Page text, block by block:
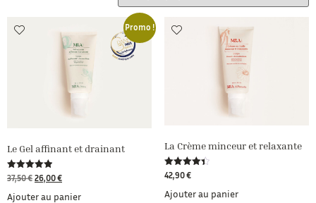
Promo !
Le Gel affinant et drainant
Note
4.91
sur 5
37,50€ 26,00€
Ajouter au panier
La Crème minceur et relaxante
Note
4.41
sur 5
42,90€
Ajouter au panier